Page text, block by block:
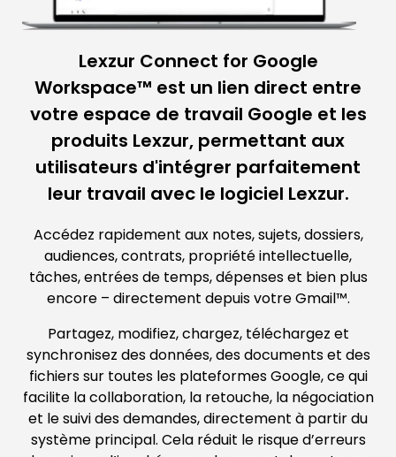
Lexzur Connect for Google
Workspace™ est un lien direct entre
votre espace de travail Google et les
produits Lexzur, permettant aux
utilisateurs d'intégrer parfaitement
leur travail avec le logiciel Lexzur.
Accédez rapidement aux notes, sujets, dossiers,
audiences, contrats, propriété intellectuelle,
tâches, entrées de temps, dépenses et bien plus
encore – directement depuis votre Gmail™.
Partagez, modifiez, chargez, téléchargez et
synchronisez des données, des documents et des
fichiers sur toutes les plateformes Google, ce qui
facilite la collaboration, la retouche, la négociation
et le suivi des demandes, directement à partir du
système principal. Cela réduit le risque d’erreurs